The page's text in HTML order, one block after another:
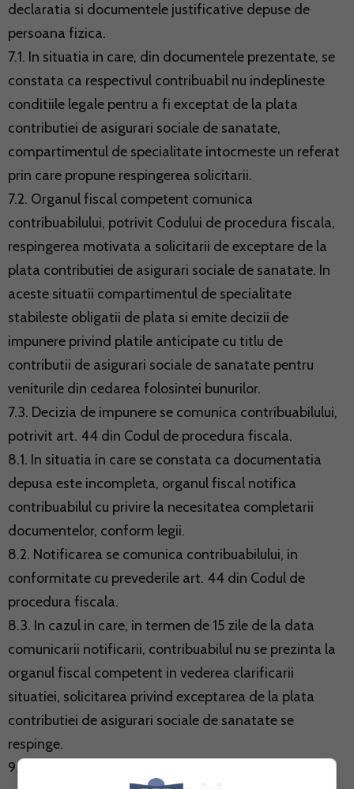
declaratia si documentele justificative depuse de
persoana fizica.
7.1. In situatia in care, din documentele prezentate, se
constata ca respectivul contribuabil nu indeplineste
conditiile legale pentru a fi exceptat de la plata
contributiei de asigurari sociale de sanatate,
compartimentul de specialitate intocmeste un referat
prin care propune respingerea solicitarii.
7.2. Organul fiscal competent comunica
contribuabilului, potrivit Codului de procedura fiscala,
respingerea motivata a solicitarii de exceptare de la
plata contributiei de asigurari sociale de sanatate. In
aceste situatii compartimentul de specialitate
stabileste obligatii de plata si emite decizii de
impunere privind platile anticipate cu titlu de
contributii de asigurari sociale de sanatate pentru
veniturile din cedarea folosintei bunurilor.
7.3. Decizia de impunere se comunica contribuabilului,
potrivit art. 44 din Codul de procedura fiscala.
8.1. In situatia in care se constata ca documentatia
depusa este incompleta, organul fiscal notifica
contribuabilul cu privire la necesitatea completarii
documentelor, conform legii.
8.2. Notificarea se comunica contribuabilului, in
conformitate cu prevederile art. 44 din Codul de
procedura fiscala.
8.3. In cazul in care, in termen de 15 zile de la data
comunicarii notificarii, contribuabilul nu se prezinta la
organul fiscal competent in vederea clarificarii
situatiei, solicitarea privind exceptarea de la plata
contributiei de asigurari sociale de sanatate se
respinge.
9. Daca din documentele prezentate se constata ca